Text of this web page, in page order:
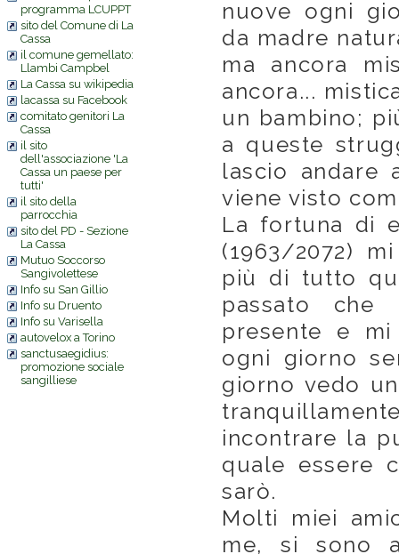
programma LCUPPT
sito del Comune di La
Cassa
il comune gemellato:
Llambi Campbel
La Cassa su wikipedia
lacassa su Facebook
comitato genitori La
Cassa
il sito
dell'associazione 'La
Cassa un paese per
tutti'
il sito della
parrocchia
sito del PD - Sezione
La Cassa
Mutuo Soccorso
Sangivolettese
Info su San Gillio
Info su Druento
Info su Varisella
autovelox a Torino
sanctusaegidius:
promozione sociale
sangilliese
nuove ogni
da madre
ma ancora
ancora...
un bambino;
a queste
lascio andare
viene visto
La fortuna di
(1963/2072)
più di tutto
passato
presente e
ogni giorno
giorno vedo
incontrare la
quale essere
sarò.
Molti miei
me, si sono